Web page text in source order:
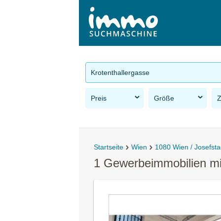
Krotenthallergasse
Preis Größe
Startseite Wien 1080 Wien /
1 Gewerbeimmobilien